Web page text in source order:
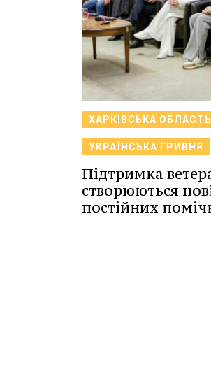
ХАРКІВСЬКА ОБЛАСТЬ
УКРАЇНСЬКА ГРИВНЯ
Підтримка
створюються
постійних